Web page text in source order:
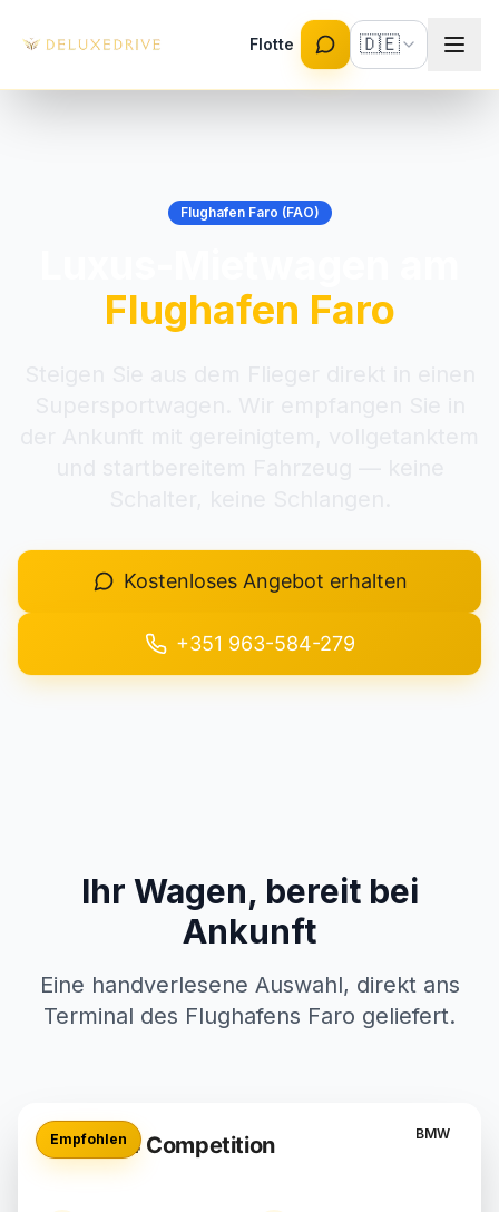
Flotte 🇩🇪
Angebot anfordern
Flughafen Faro (FAO)
Flughafen Faro
Kostenloses Angebot erhalten
+351 963-584-279
Ihr Wagen, bereit bei
Ankunft
Eine handverlesene Auswahl, direkt ans
Terminal des Flughafens Faro geliefert.
Empfohlen BMW
BMW M4 Competition